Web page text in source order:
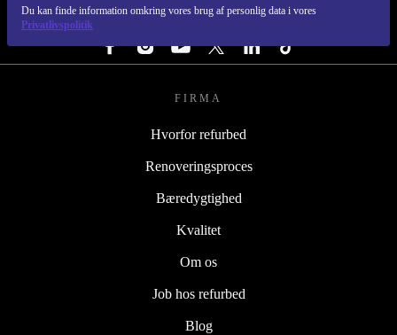
Du kan finde information omkring vores brug af personlig data i vores
Privatlivspolitik
FØLG OS
FIRMA
Hvorfor refurbed
Renoveringsproces
Bæredygtighed
Kvalitet
Om os
Job hos refurbed
Blog